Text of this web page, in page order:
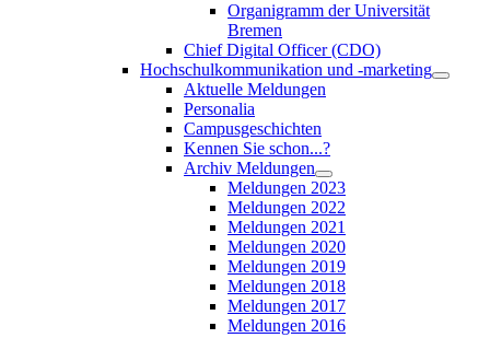
Organigramm der Universität
Bremen
Chief Digital Officer (CDO)
Hochschulkommunikation und -marketing
Aktuelle Meldungen
Personalia
Campusgeschichten
Kennen Sie schon...?
Archiv Meldungen
Meldungen 2023
Meldungen 2022
Meldungen 2021
Meldungen 2020
Meldungen 2019
Meldungen 2018
Meldungen 2017
Meldungen 2016